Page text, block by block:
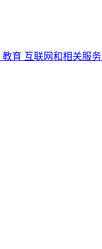
教育 互联网和相关服务